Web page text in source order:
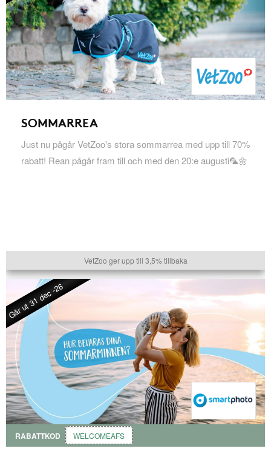
SOMMARREA
Just nu pågår VetZoo's stora sommarrea med upp till 70%
rabatt! Rean pågår fram till och med den 20:e augusti🦜🌼
VetZoo ger upp till 3,5% tillbaka
Går ut 31 dec -26
RABATTKOD WELCOMEAFS